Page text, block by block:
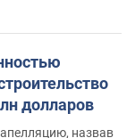
долларов
назвав